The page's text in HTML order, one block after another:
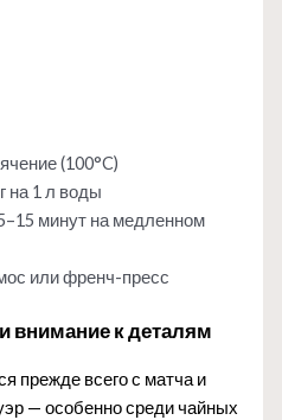
(100°C)
на 1 л воды
минут на медленном
или френч-пресс
внимание к деталям
прежде всего с матча и
— особенно среди чайных